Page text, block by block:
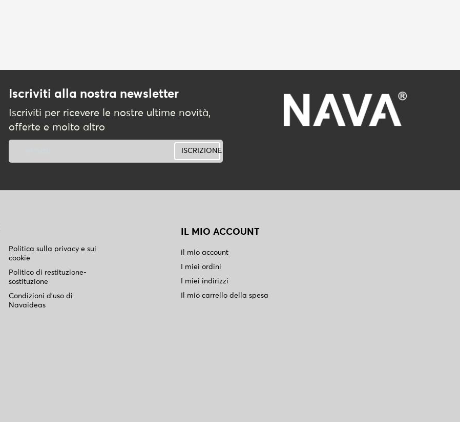
Iscriviti alla nostra newsletter
Iscriviti per ricevere le nostre ultime novità,
offerte e molto altro
ISCRIZIONE
Politica sulla privacy e sui
cookie
Politico di restituzione-
sostituzione
Condizioni d'uso di
Navaideas
IL MIO ACCOUNT
il mio account
I miei ordini
I miei indirizzi
Il mio carrello della spesa